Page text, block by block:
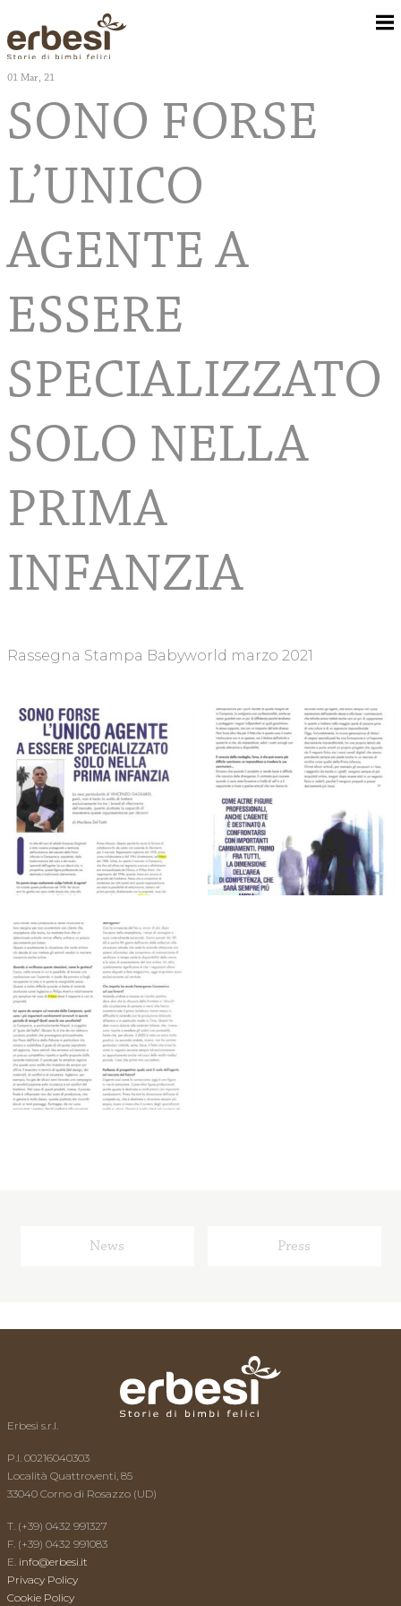
Chi Siamo
Corredo Tessile
01 Mar, 21
SONO FORSE
L’UNICO
AGENTE A
ESSERE
SPECIALIZZATO
SOLO NELLA
PRIMA
INFANZIA
Rassegna Stampa Babyworld marzo 2021
News Press
Erbesi s.r.l.
P.I. 00216040303
Località Quattroventi, 85
33040 Corno di Rosazzo (UD)
T. (+39) 0432 991327
F. (+39) 0432 991083
E. info@erbesi.it
Privacy Policy
Cookie Policy